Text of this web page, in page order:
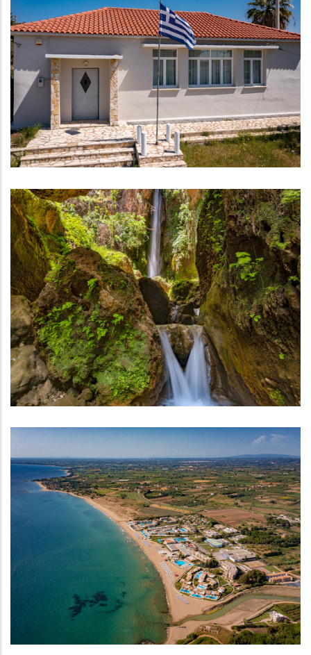
Λαογραφικό Μουσείο Μικρασιατών Γλύφας
ΛΑΟΓΡΑΦΙΚΆ ΜΟΥΣΕΊΑ
Καταρράκτες Νεμούτας
ΑΞΙΟΘΈΑΤΑ
Παραλία Σκαφιδιάς